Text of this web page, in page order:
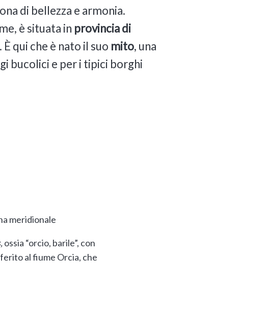
di bellezza e armonia.
è situata in provincia di
qui che è nato il suo mito, una
bucolici e per i tipici borghi
meridionale
ossia “orcio, barile”, con
al fiume Orcia, che